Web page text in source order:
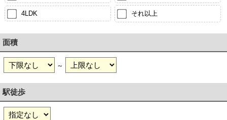
4LDK それ以上
面積
～
駅徒歩